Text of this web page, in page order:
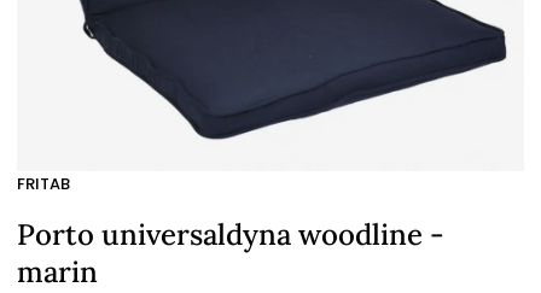
FRITAB
Porto universaldyna woodline -
marin